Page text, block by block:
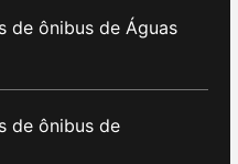
de ônibus de Águas
de ônibus de